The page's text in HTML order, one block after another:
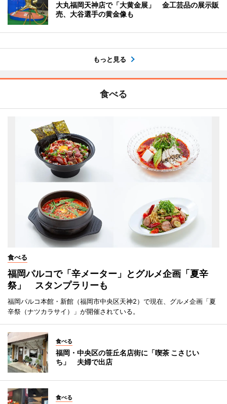
大丸福岡天神店で「大黄金展」 金工芸品の展示販
売、大谷選手の黄金像も
もっと見る
食べる
食べる
福岡パルコで「辛メーター」とグルメ企画「夏辛
祭」 スタンプラリーも
福岡パルコ本館・新館（福岡市中央区天神2）で現在、グルメ企画「夏
辛祭（ナツカラサイ）」が開催されている。
食べる
福岡・中央区の笹丘名店街に「喫茶 こさじい
ち」 夫婦で出店
食べる